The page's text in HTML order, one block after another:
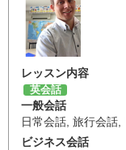
レッスン内容
英会話
一般会話
日常会話, 旅行会話,
ビジネス会話